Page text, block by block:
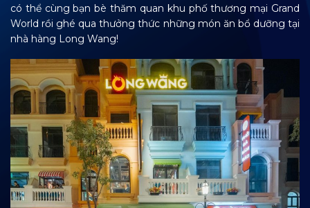
có thể cùng bạn bè thăm quan khu phố thương mại Grand
World rồi ghé qua thưởng thức những món ăn bổ dưỡng tại
nhà hàng Long Wang!